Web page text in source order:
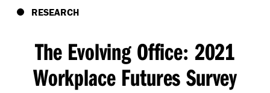
RESEARCH
The Evolving Office: 2021
Workplace Futures Survey